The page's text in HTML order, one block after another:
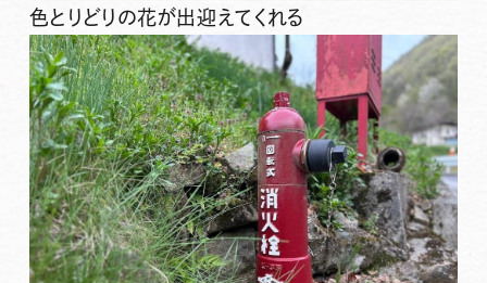
色とりどりの花が出迎えてくれる